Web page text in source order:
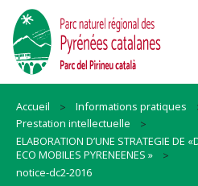
Accueil Informations pratiques
Prestation intellectuelle
ELABORATION D’UNE STRATEGIE DE
ECO MOBILES PYRENEENES »
notice-dc2-2016